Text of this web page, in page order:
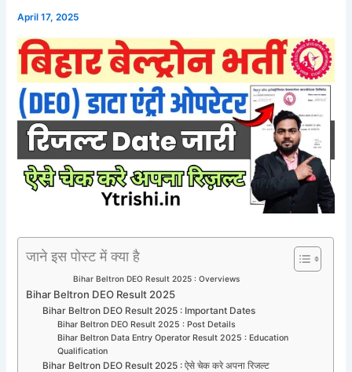
April 17, 2025
जाने इस पोस्ट में क्या है
Bihar Beltron DEO Result 2025 : Overviews
Bihar Beltron DEO Result 2025
Bihar Beltron DEO Result 2025 : Important Dates
Bihar Beltron DEO Result 2025 : Post Details
Bihar Beltron Data Entry Operator Result 2025 : Education
Qualification
Bihar Beltron DEO Result 2025 : ऐसे चेक करे अपना रिजल्ट